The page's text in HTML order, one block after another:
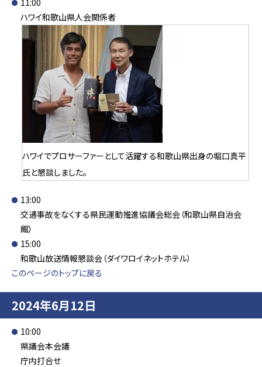
11:00
ハワイ和歌山県人会関係者
ハワイでプロサーファーとして活躍する和歌山県出身の堀口真平
氏と懇談しました。
13:00
交通事故をなくする県民運動推進協議会総会（和歌山県自治会
館）
15:00
和歌山放送情報懇談会（ダイワロイネットホテル）
このページのトップに戻る
2024年6月12日
10:00
県議会本会議
庁内打合せ